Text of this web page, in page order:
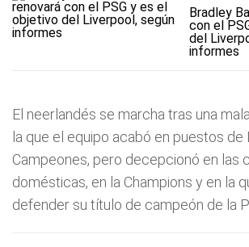
Bradley
con el
del
informes
El neerlandés se marcha tras una
la que el equipo acabó en puestos de
Campeones, pero decepcionó en las
domésticas, en la Champions y en la
defender su título de campeón de la